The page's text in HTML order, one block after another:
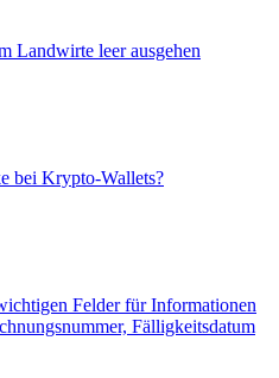
Landwirte leer ausgehen
bei Krypto-Wallets?
Felder für Informationen
Fälligkeitsdatum